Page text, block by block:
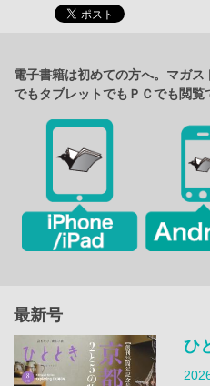
電子書籍は初めての方へ。マガ
でもタブレットでもＰＣでも閲覧
最新号
ひ